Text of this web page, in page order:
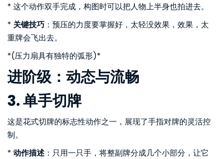
* 这个动作双手完成，构图时可以把人物上半身也拍进去。
* 关键技巧 ：预压的力度要掌握好，太轻没效果，效果，太
重牌会飞出去。
*(压力扇具有独特的弧形)*
进阶级：动态与流畅
3. 单手切牌
这是花式切牌的标志性动作之一，展现了手指对牌的灵活控
制。
* 动作描述 ：只用一只手，将整副牌分成几个小部分，让它